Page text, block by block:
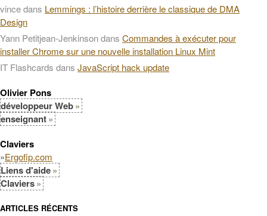
vincedans Lemmings : l’histoire derrière le classique de DMA
Design
Yann Petitjean-Jenkinsondans Commandes à exécuter pour
installer Chrome sur une nouvelle installation Linux Mint
IT Flashcards dans JavaScript hack update
Olivier Pons
développeur Web
enseignant
Claviers
»Ergofip.com
Liens d'aide
Claviers
ARTICLES RÉCENTS